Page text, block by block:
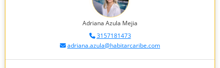
Adriana Azula Mejia
3157181473
adriana.azula@habitarcaribe.com